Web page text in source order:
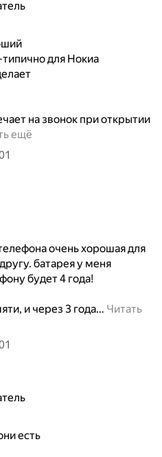
для Нокиа
на звонок при открытии
ещё
очень хорошая для
батарея у меня
будет 4 года!
и через 3 года… Читать
есть